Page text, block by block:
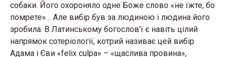
собаки. Його охороняло одне Боже слово «не їжте, бо
помрете»… Але вибір був за людиною і людина його
зробила. В Латинському богослов’ї є навіть цілий
напрямок сотеріології, котрий називає цей вибір
Адама і Єви «felix culpa» – «щаслива провина»,